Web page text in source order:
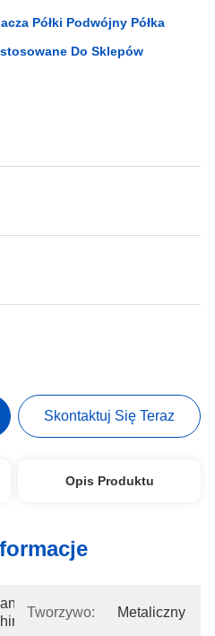
Półki Podwójny Półka
Do Sklepów
Skontaktuj Się Teraz
Opis Produktu
Tworzywo: Metaliczny